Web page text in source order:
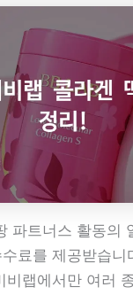
파트너스 활동의
료를 제공받습니
비랩에서만 여러